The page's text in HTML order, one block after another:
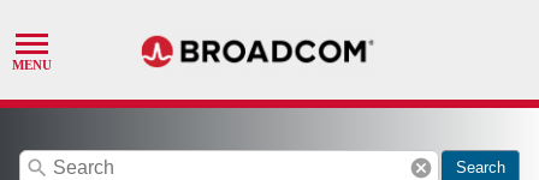
search cancel Search